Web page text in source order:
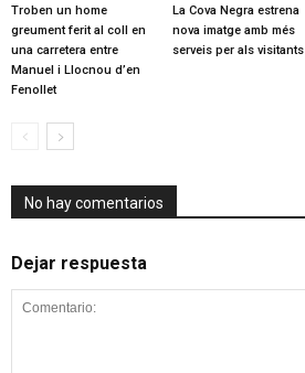
Troben un home
greument ferit al coll en
una carretera entre
Manuel i Llocnou d’en
Fenollet
La Cova Negra estrena
nova imatge amb més
serveis per als visitants
No hay comentarios
Dejar respuesta